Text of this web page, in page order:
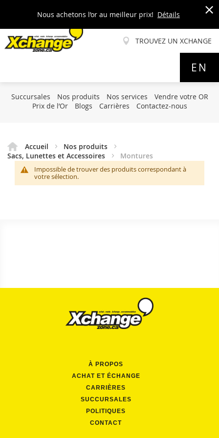
Nous achetons l’or au meilleur prix! Détails
x
TROUVEZ UN XCHANGE
EN
Succursales Nos produits Nos services
Vendre votre OR
Prix de l’Or
Blogs Carrières Contactez-nous
Accueil
Nos produits
Sacs, Lunettes et Accessoires
Montures
Impossible de trouver des produits correspondant à
votre sélection.
À PROPOS
ACHAT ET ÉCHANGE
CARRIÈRES
SUCCURSALES
POLITIQUES
CONTACT